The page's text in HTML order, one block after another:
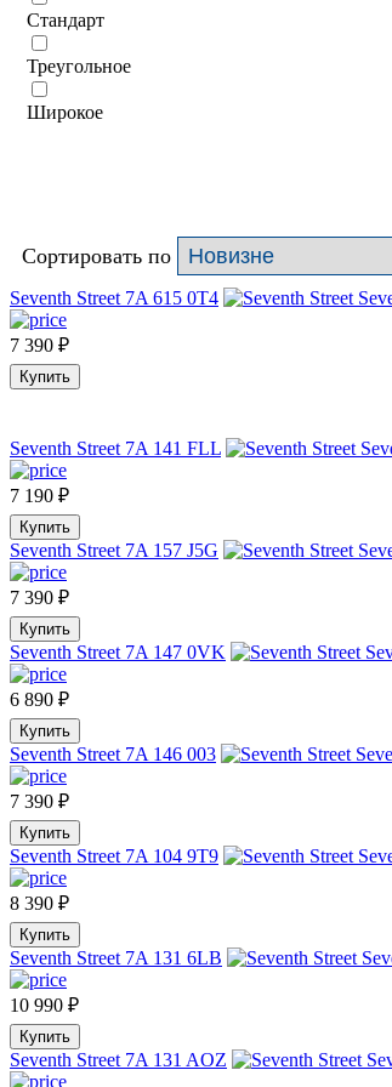
Стандарт
Треугольное
Широкое
Сортировать по
Seventh Street 7A 615 0T4
7 390 ₽
Купить
Seventh Street 7A 141 FLL
7 190 ₽
Купить
Seventh Street 7A 157 J5G
7 390 ₽
Купить
Seventh Street 7A 147 0VK
6 890 ₽
Купить
Seventh Street 7A 146 003
7 390 ₽
Купить
Seventh Street 7A 104 9T9
8 390 ₽
Купить
Seventh Street 7A 131 6LB
10 990 ₽
Купить
Seventh Street 7A 131 AOZ